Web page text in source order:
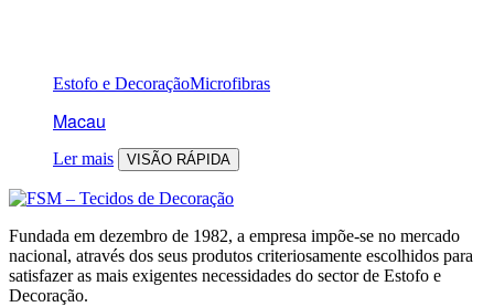
Estofo e DecoraçãoMicrofibras
Macau
Ler mais VISÃO RÁPIDA
Fundada em dezembro de 1982, a empresa impõe-se no mercado
nacional, através dos seus produtos criteriosamente escolhidos para
satisfazer as mais exigentes necessidades do sector de Estofo e
Decoração.